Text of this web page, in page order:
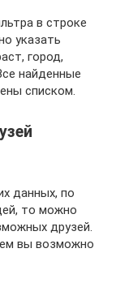
в строке
указать
город,
найденные
списком.
данных, по
то можно
друзей.
вы возможно